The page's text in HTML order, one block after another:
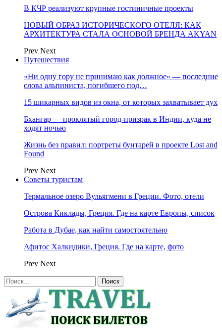
В КЧР реализуют крупные гостиничные проекты
НОВЫЙ ОБРАЗ ИСТОРИЧЕСКОГО ОТЕЛЯ: КАК
АРХИТЕКТУРА СТАЛА ОСНОВОЙ БРЕНДА AKYAN
Prev Next
Путешествия
«Ни одну гору не принимаю как должное» — последние
слова альпиниста, погибшего под…
15 шикарных видов из окна, от которых захватывает дух
Бхангар — проклятый город-призрак в Индии, куда не
ходят ночью
Жизнь без правил: портреты бунтарей в проекте Lost and
Found
Prev Next
Советы туристам
Термальное озеро Вульягмени в Греции. Фото, отели
Острова Киклады, Греция. Где на карте Европы, список
Работа в Дубае, как найти самостоятельно
Афитос Халкидики, Греция. Где на карте, фото
Prev Next